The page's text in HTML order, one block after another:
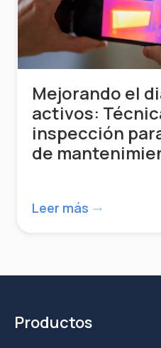
Mejorando el
activos:
inspección
de
Leer más trending_flat
Productos